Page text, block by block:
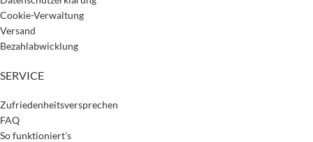
Cookie-Verwaltung
Versand
Bezahlabwicklung
SERVICE
Zufriedenheitsversprechen
FAQ
So funktioniert’s